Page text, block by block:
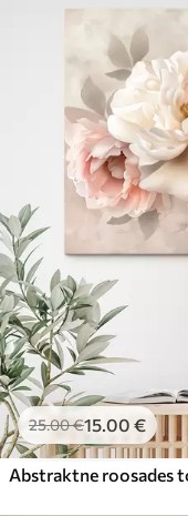
25.00€15.00 €